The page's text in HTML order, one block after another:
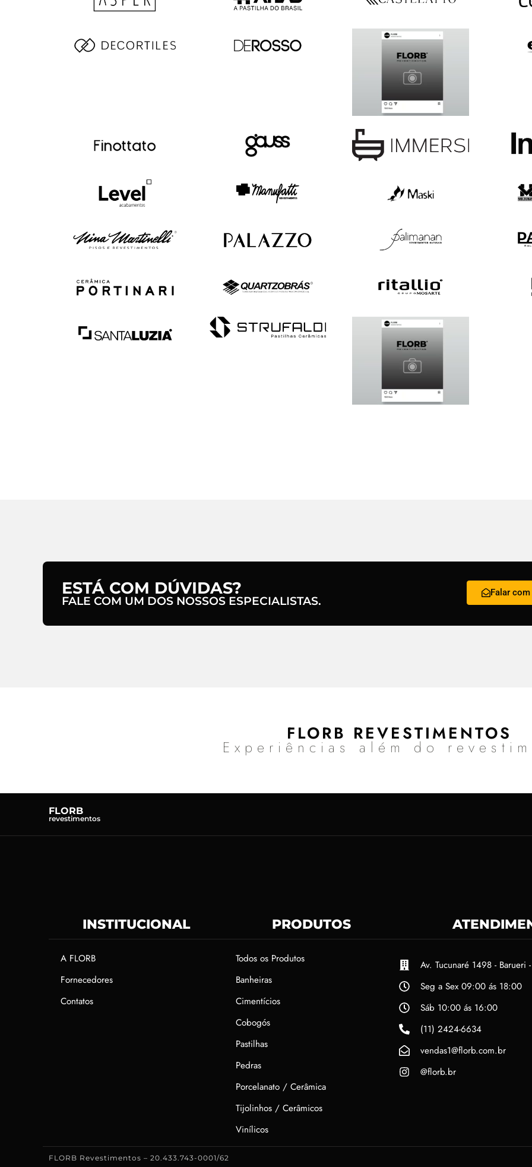
ESTÁ COM DÚVIDAS?
FALE COM UM DOS NOSSOS ESPECIALISTAS.
Falar
FLORB REVESTIMENTOS
Experiências além do
FLORB
revestimentos
INSTITUCIONAL
A FLORB
Fornecedores
Contatos
PRODUTOS
Todos os Produtos
Banheiras
Cimentícios
Cobogós
Pastilhas
Pedras
Porcelanato / Cerâmica
Tijolinhos / Cerâmicos
Vinílicos
Av. Tucunaré 1498 - Barueri -
Seg a Sex 09:00 ás 18:00
Sáb 10:00 ás 16:00
(11) 2424-6634
vendas1@florb.com.br
@florb.br
FLORB Revestimentos – 20.433.743-0001/62